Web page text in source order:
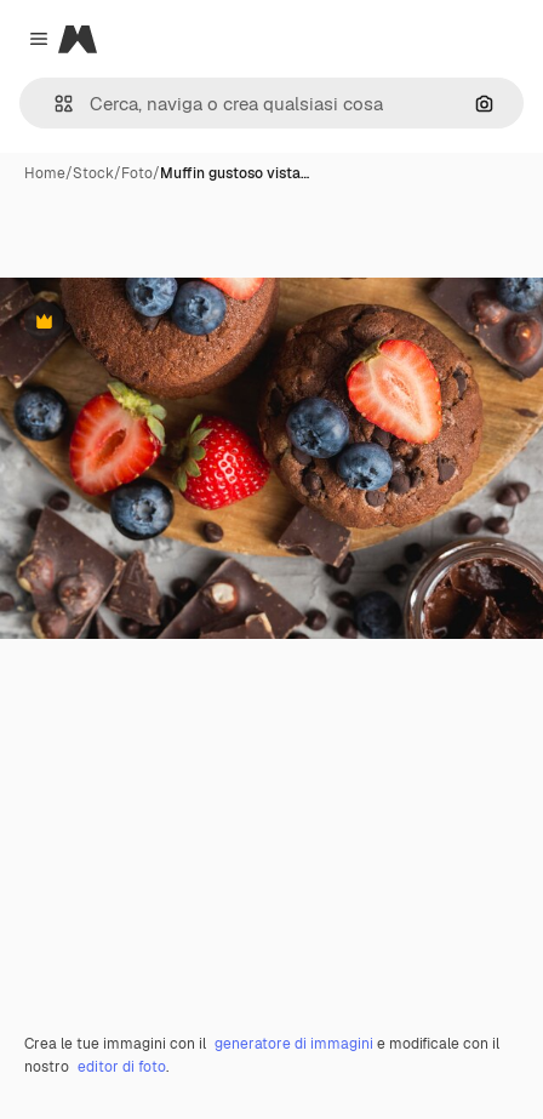
Close menu
Magnific
Cerca
Home/Stock/Foto/Muffin gustoso vista…
Premium
Crea le tue immagini con il generatore di immagini e modificale con il
nostro editor di foto.